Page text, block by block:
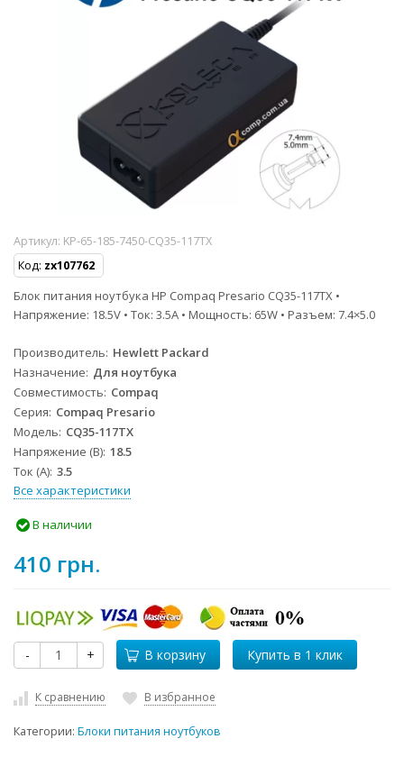
Артикул: KP-65-185-7450-CQ35-117TX
Код: zx107762
Блок питания ноутбука HP Compaq Presario CQ35-117TX •
Напряжение: 18.5V • Ток: 3.5A • Мощность: 65W • Разъем: 7.4×5.0
Производитель Hewlett Packard
Назначение Для ноутбука
Совместимость Compaq
Серия Compaq Presario
Модель CQ35-117TX
Напряжение (В) 18.5
Ток (А) 3.5
Все характеристики
В наличии
410 грн.
- + В корзину
К сравнению В избранное
Категории: Блоки питания ноутбуков